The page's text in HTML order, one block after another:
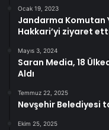
Ocak 19, 2023
Jandarma Komutan
Hakkari’yi ziyaret
Mayıs 3, 2024
Saran Media, 18
Aldı
Temmuz 22, 2025
Nevşehir Belediyesi
Ekim 25, 2025